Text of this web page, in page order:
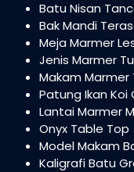
Batu Nisan
Bak Mandi
Meja Marmer
Jenis Marmer
Makam Marmer
Patung Ikan Koi
Lantai Marmer
Onyx Table Top
Model Makam
Kaligrafi Batu